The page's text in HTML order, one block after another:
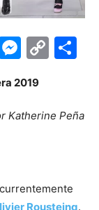
Katherine Peña
Rousteing.